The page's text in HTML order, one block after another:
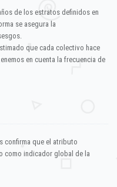
de los estratos definidos en
se asegura la
que cada colectivo hace
en cuenta la frecuencia de
confirma que el atributo
como indicador global de la